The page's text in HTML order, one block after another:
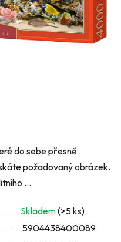
do sebe přesně
požadovaný obrázek.
...
Skladem(>5 ks)
5904438400089